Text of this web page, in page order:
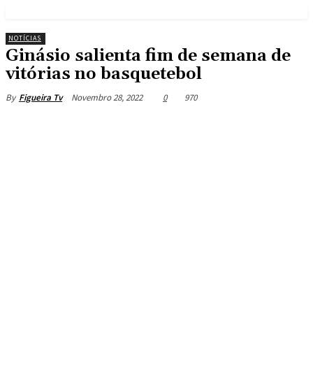
NOTÍCIAS
Ginásio salienta fim de semana de
vitórias no basquetebol
By Figueira Tv Novembro 28, 2022 0 970